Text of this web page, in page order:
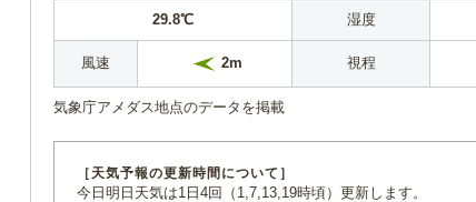
29.8℃ 湿度
風速 2m 視程
気象庁アメダス地点のデータを掲載
［天気予報の更新時間について］
今日明日天気は1日4回（1,7,13,19時頃）更新します。